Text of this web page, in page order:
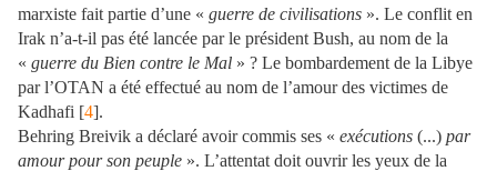
marxiste fait partie d’une « guerre de civilisations ». Le conflit en
Irak n’a-t-il pas été lancée par le président Bush, au nom de la
« guerre du Bien contre le Mal » ? Le bombardement de la Libye
par l’OTAN a été effectué au nom de l’amour des victimes de
Kadhafi [4].
Behring Breivik a déclaré avoir commis ses « exécutions (...) par
amour pour son peuple ». L’attentat doit ouvrir les yeux de la